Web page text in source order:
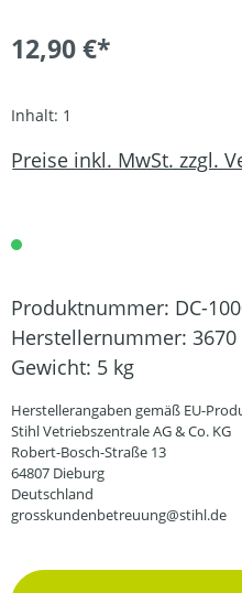
12,90 €*
Inhalt: 1
Preise inkl. MwSt. zzgl.
Produktnummer: DC-
Herstellernummer: 3670
Gewicht: 5 kg
Herstellerangaben gemäß EU-
Stihl Vetriebszentrale AG & Co. KG
Robert-Bosch-Straße 13
64807 Dieburg
Deutschland
grosskundenbetreuung@stihl.de